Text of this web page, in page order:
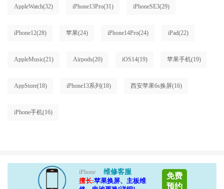
AppleWatch(32) iPhone13Pro(31) iPhoneSE3(29)
iPhone12(28) 苹果(24) iPhone14Pro(24) iPad(22)
AppleMusic(21) Airpods(20) iOS14(19) 苹果手机(19)
AppStore(18) iPhone13系列 (18) 西安苹果6s换屏(16)
iPhone手机(16)
iPhone
维修客服
擅长:苹果换屏、主板维
免费
预约